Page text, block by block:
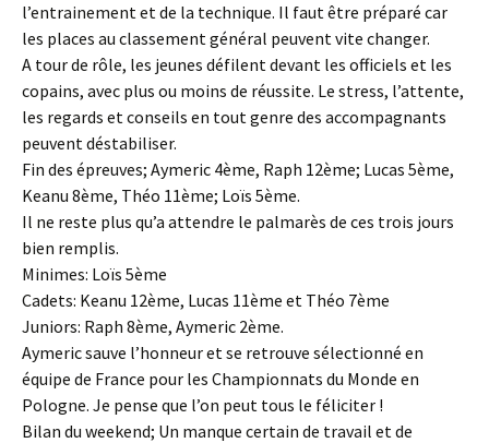
l’entrainement et de la technique. Il faut être préparé car
les places au classement général peuvent vite changer.
A tour de rôle, les jeunes défilent devant les officiels et les
copains, avec plus ou moins de réussite. Le stress, l’attente,
les regards et conseils en tout genre des accompagnants
peuvent déstabiliser.
Fin des épreuves; Aymeric 4ème, Raph 12ème; Lucas 5ème,
Keanu 8ème, Théo 11ème; Loïs 5ème.
Il ne reste plus qu’a attendre le palmarès de ces trois jours
bien remplis.
Minimes: Loïs 5ème
Cadets: Keanu 12ème, Lucas 11ème et Théo 7ème
Juniors: Raph 8ème, Aymeric 2ème.
Aymeric sauve l’honneur et se retrouve sélectionné en
équipe de France pour les Championnats du Monde en
Pologne. Je pense que l’on peut tous le féliciter !
Bilan du weekend; Un manque certain de travail et de